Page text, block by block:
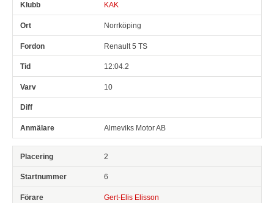
KAK
Norrköping
Renault 5 TS
12:04.2
10
Almeviks Motor AB
2
6
Gert-Elis Elisson